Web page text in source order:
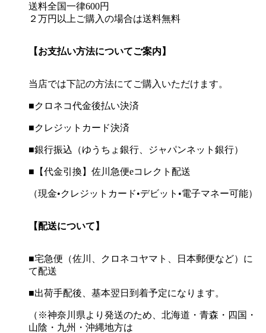
送料全国一律600円
２万円以上ご購入の場合は送料無料
【お支払い方法についてご案内】
当店では下記の方法にてご購入いただけます。
■クロネコ代金後払い決済
■クレジットカード決済
■銀行振込（ゆうちょ銀行、ジャパンネット銀行）
■【代金引換】佐川急便eコレクト配送
（現金•クレジットカード•デビット•電子マネー可能）
【配送について】
■宅急便（佐川、クロネコヤマト、日本郵便など）に
て配送
■出荷手配後、基本翌日到着予定になります。
（※神奈川県より発送のため、北海道・青森・四国・
山陰・九州・沖縄地方は